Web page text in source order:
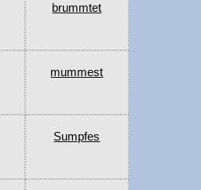
brummtet
mummest
Sumpfes